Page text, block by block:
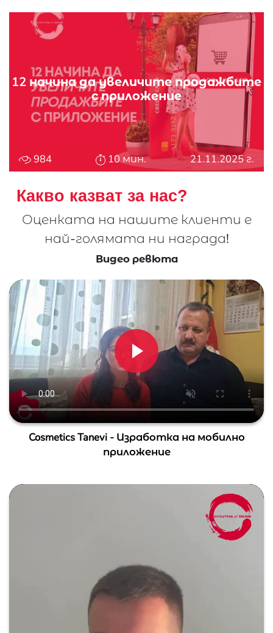
12 начина да увеличите продажбите
с приложение
984 10 мин. 21.11.2025 г.
Какво казват за нас?
Оценката на нашите клиенти е
най-голямата ни награда!
Видео ревюта
Cosmetics Tanevi - Изработка на мобилно
приложение